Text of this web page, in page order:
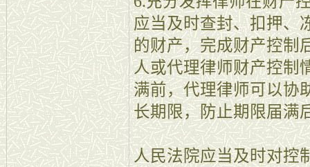
应当及时查封、扣押、
的财产，完成财产控制
人或代理律师财产控制
满前，代理律师可以协
长期限，防止期限届满
人民法院应当及时对控